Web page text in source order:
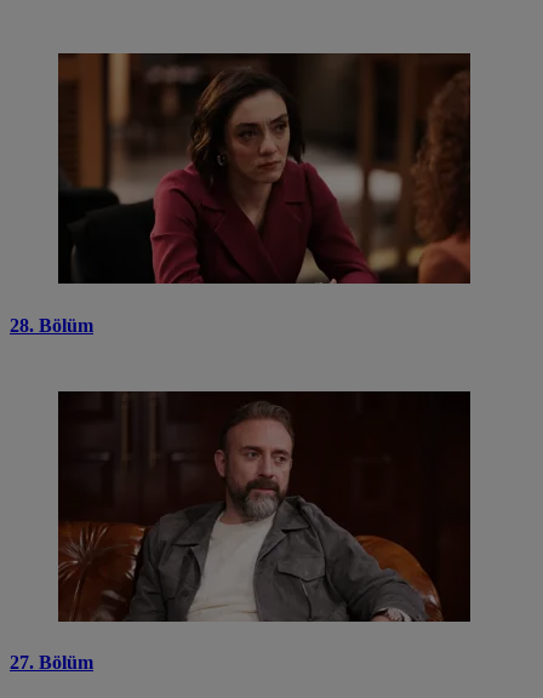
28. Bölüm
27. Bölüm